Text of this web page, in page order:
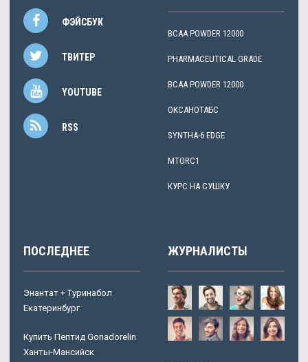
ФЭЙСБУК
ТВИТЕР
YOUTUBE
RSS
BCAA POWDER 12000
PHARMACEUTICAL GRADE
BCAA POWDER 12000
ОКСАНОТАБС
SYNTHA-6 EDGE
MTORC1
КУРС НА СУШКУ
ПОСЛЕДНЕЕ
Энантат + Туринабол
Екатеринбург
Купить Пептид Gonadorelin
Ханты-Мансийск
ЖУРНАЛИСТЫ